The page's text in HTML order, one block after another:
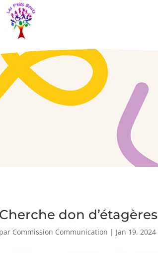
Cherche don d’étagères
par Commission Communication | Jan 19, 2024